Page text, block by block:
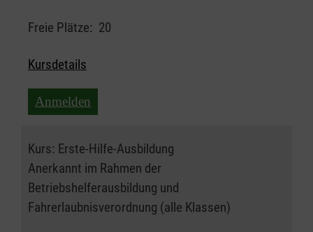
Freie Plätze: 20
Kursdetails
Anmelden
Kurs: Erste-Hilfe-Ausbildung
Anerkannt im Rahmen der
Betriebshelferausbildung und
Fahrerlaubnisverordnung (alle Klassen)